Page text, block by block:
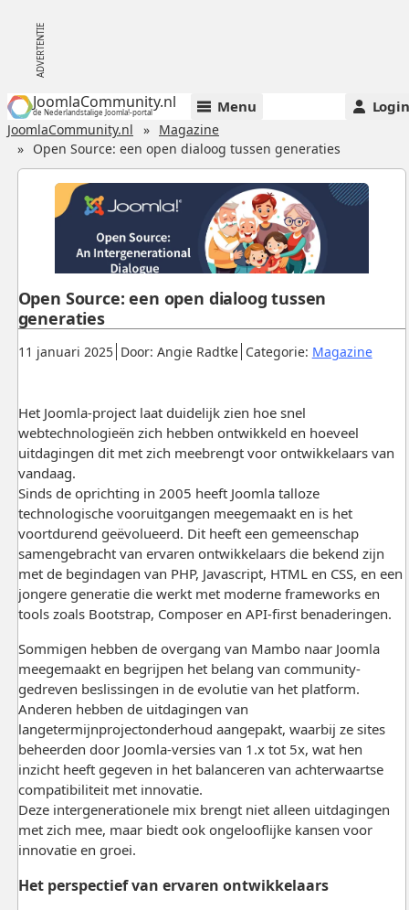
JoomlaCommunity.nl
de Nederlandstalige Joomla!-portal Menu Login
JoomlaCommunity.nl
Magazine
Open Source: een open dialoog tussen generaties
Gepubliceerd:
11 januari 2025. Door: Angie Radtke. Categorie: Magazine.
Open Source: een open dialoog tussen
generaties
Het Joomla-project laat duidelijk zien hoe snel
webtechnologieën zich hebben ontwikkeld en hoeveel
uitdagingen dit met zich meebrengt voor ontwikkelaars van
vandaag.
Sinds de oprichting in 2005 heeft Joomla talloze
technologische vooruitgangen meegemaakt en is het
voortdurend geëvolueerd. Dit heeft een gemeenschap
samengebracht van ervaren ontwikkelaars die bekend zijn
met de begindagen van PHP, Javascript, HTML en CSS, en een
jongere generatie die werkt met moderne frameworks en
tools zoals Bootstrap, Composer en API-first benaderingen.
Sommigen hebben de overgang van Mambo naar Joomla
meegemaakt en begrijpen het belang van community-
gedreven beslissingen in de evolutie van het platform.
Anderen hebben de uitdagingen van
langetermijnprojectonderhoud aangepakt, waarbij ze sites
beheerden door Joomla-versies van 1.x tot 5x, wat hen
inzicht heeft gegeven in het balanceren van achterwaartse
compatibiliteit met innovatie.
Deze intergenerationele mix brengt niet alleen uitdagingen
met zich mee, maar biedt ook ongelooflijke kansen voor
innovatie en groei.
Het perspectief van ervaren ontwikkelaars